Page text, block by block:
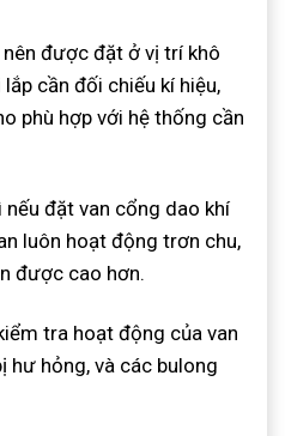
được đặt ở vị trí khô
cần đối chiếu kí hiệu,
phù hợp với hệ thống cần
đặt van cổng dao khí
luôn hoạt động trơn chu,
được cao hơn.
tra hoạt động của van
hư hỏng, và các bulong